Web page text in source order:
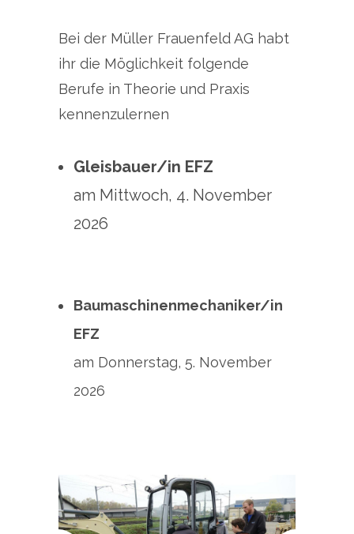
Bei der Müller Frauenfeld AG habt
ihr die Möglichkeit folgende
Berufe in Theorie und Praxis
kennenzulernen
Gleisbauer/in EFZ
am Mittwoch, 4. November
2026
Baumaschinenmechaniker/in
EFZ
am Donnerstag, 5. November
2026